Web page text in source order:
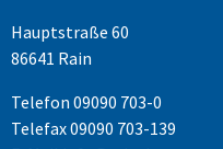
Hauptstraße 60
86641 Rain
Telefon 09090 703-0
Telefax 09090 703-139